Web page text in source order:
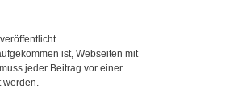
ist, Webseiten mit
jeder Beitrag vor einer
werden.